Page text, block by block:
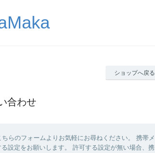
ショップへ戻る
合わせ
らのフォームよりお気軽にお尋ねください。 携帯メ
設定をお願いします。 許可する設定が無い場合、携